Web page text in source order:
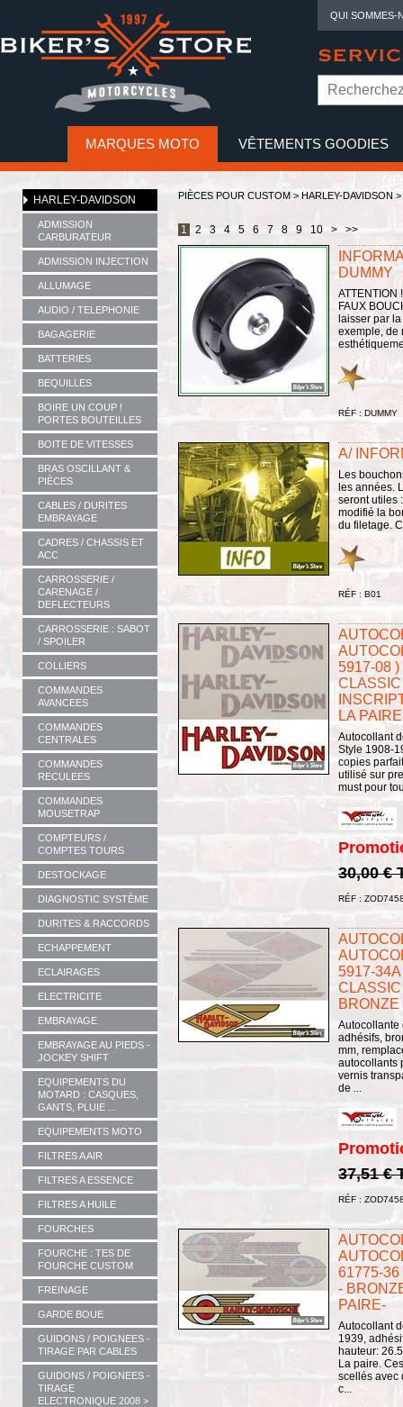
QUI SOMMES-
MARQUES MOTO VÊTEMENTS GOODIES
HARLEY-DAVIDSON
ADMISSION
CARBURATEUR
ADMISSION INJECTION
ALLUMAGE
AUDIO / TELEPHONIE
BAGAGERIE
BATTERIES
BEQUILLES
BOIRE UN COUP !
PORTES BOUTEILLES
BOITE DE VITESSES
BRAS OSCILLANT &
PIÈCES
CABLES / DURITES
EMBRAYAGE
CADRES / CHASSIS ET
ACC
CARROSSERIE /
CARENAGE /
DEFLECTEURS
CARROSSERIE : SABOT
/ SPOILER
COLLIERS
COMMANDES
AVANCEES
COMMANDES
CENTRALES
COMMANDES
RECULEES
COMMANDES
MOUSETRAP
COMPTEURS /
COMPTES TOURS
DESTOCKAGE
DIAGNOSTIC SYSTÈME
DURITES & RACCORDS
ECHAPPEMENT
ECLAIRAGES
ELECTRICITE
EMBRAYAGE
EMBRAYAGE AU PIEDS -
JOCKEY SHIFT
EQUIPEMENTS DU
MOTARD : CASQUES,
GANTS, PLUIE ...
EQUIPEMENTS MOTO
FILTRES A AIR
FILTRES A ESSENCE
FILTRES A HUILE
FOURCHES
FOURCHE : TES DE
FOURCHE CUSTOM
FREINAGE
GARDE BOUE
GUIDONS / POIGNEES -
TIRAGE PAR CABLES
GUIDONS / POIGNEES -
TIRAGE
ELECTRONIQUE 2008 >
PIÈCES POUR CUSTOM > HARLEY-DAVIDSON >
1 2 3 4 5 6 7 8 9 10 > >>
DUMMY
ATTENTION
FAUX
laisser par
exemple, de
RÉF : DUMMY
A/
Les
les années.
seront utiles
modifié la
du filetage.
RÉF : B01
5917-08
LA PAIRE
Autocollant
Style 1908-
copies
utilisé sur
must pour
30,00 €
RÉF :
5917-
BRONZE
Autocollante
adhésifs,
mm,
autocollants
vernis
de ...
37,51 €
RÉF :
61775-36
-
PAIRE-
Autocollant
1939,
hauteur:
La paire.
scellés avec
c...